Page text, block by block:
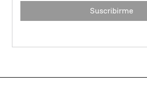
Suscribirme